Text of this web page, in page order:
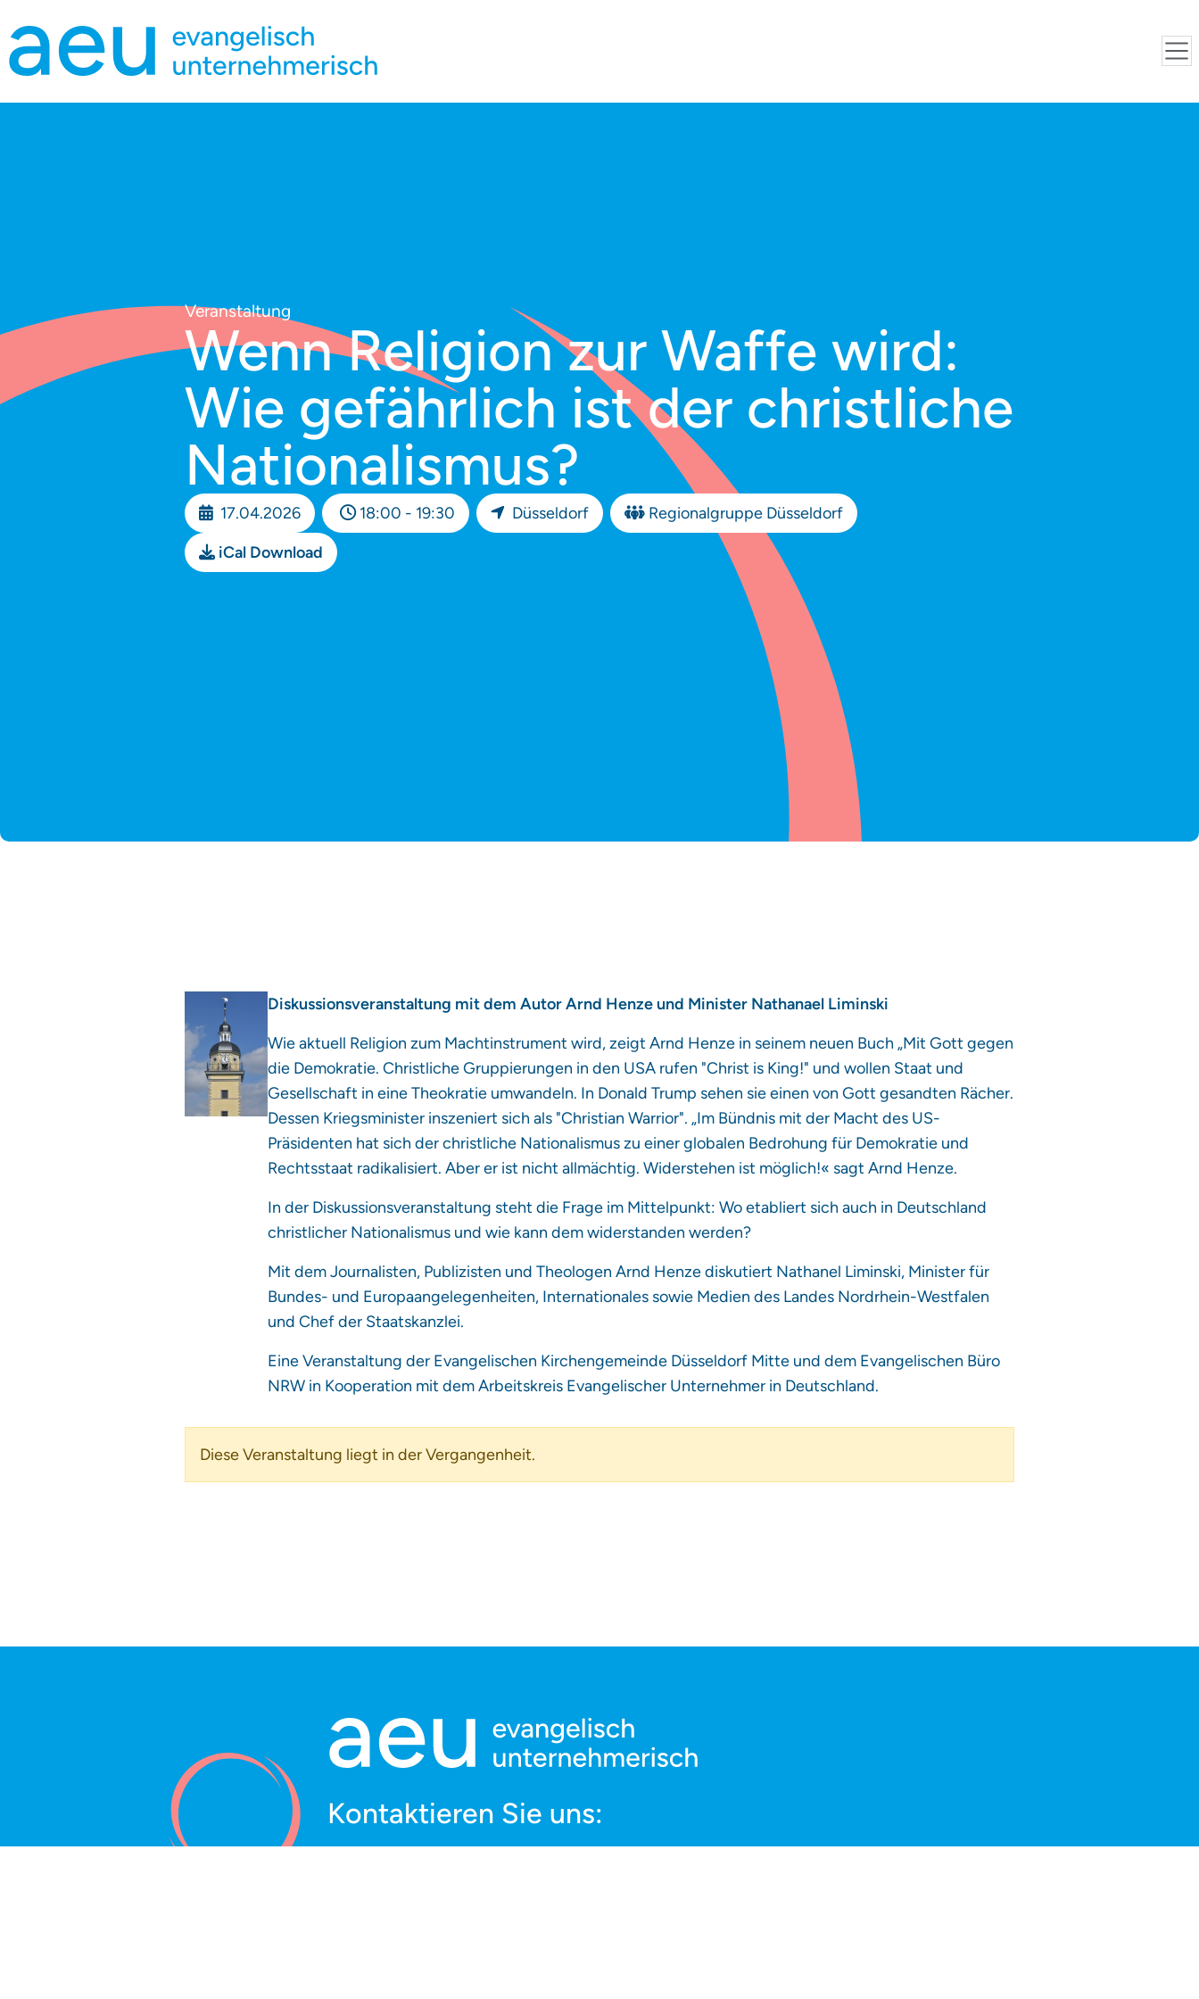
Veranstaltung
Wenn Religion zur Waffe wird:
Wie gefährlich ist der christliche
Nationalismus?
17.04.2026 18:00 - 19:30 Düsseldorf
Regionalgruppe Düsseldorf
iCal Download
Diskussionsveranstaltung mit dem Autor Arnd Henze und Minister Nathanael Liminski
Wie aktuell Religion zum Machtinstrument wird, zeigt Arnd Henze in seinem neuen Buch „Mit Gott gegen
die Demokratie. Christliche Gruppierungen in den USA rufen "Christ is King!" und wollen Staat und
Gesellschaft in eine Theokratie umwandeln. In Donald Trump sehen sie einen von Gott gesandten Rächer.
Dessen Kriegsminister inszeniert sich als "Christian Warrior". „Im Bündnis mit der Macht des US-
Präsidenten hat sich der christliche Nationalismus zu einer globalen Bedrohung für Demokratie und
Rechtsstaat radikalisiert. Aber er ist nicht allmächtig. Widerstehen ist möglich!« sagt Arnd Henze.
In der Diskussionsveranstaltung steht die Frage im Mittelpunkt: Wo etabliert sich auch in Deutschland
christlicher Nationalismus und wie kann dem widerstanden werden?
Mit dem Journalisten, Publizisten und Theologen Arnd Henze diskutiert Nathanel Liminski, Minister für
Bundes- und Europaangelegenheiten, Internationales sowie Medien des Landes Nordrhein-Westfalen
und Chef der Staatskanzlei.
Eine Veranstaltung der Evangelischen Kirchengemeinde Düsseldorf Mitte und dem Evangelischen Büro
NRW in Kooperation mit dem Arbeitskreis Evangelischer Unternehmer in Deutschland.
Diese Veranstaltung liegt in der Vergangenheit.
Kontaktieren Sie uns: